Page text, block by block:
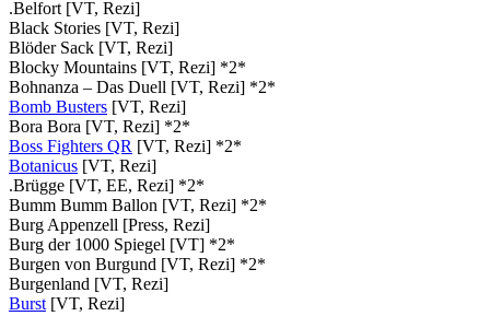
.Belfort [VT, Rezi]
Black Stories [VT, Rezi]
Blöder Sack [VT, Rezi]
Blocky Mountains [VT, Rezi] *2*
Bohnanza – Das Duell [VT, Rezi] *2*
Bomb Busters [VT, Rezi]
Bora Bora [VT, Rezi] *2*
Boss Fighters QR [VT, Rezi] *2*
Botanicus [VT, Rezi]
.Brügge [VT, EE, Rezi] *2*
Bumm Bumm Ballon [VT, Rezi] *2*
Burg Appenzell [Press, Rezi]
Burg der 1000 Spiegel [VT] *2*
Burgen von Burgund [VT, Rezi] *2*
Burgenland [VT, Rezi]
Burst [VT, Rezi]